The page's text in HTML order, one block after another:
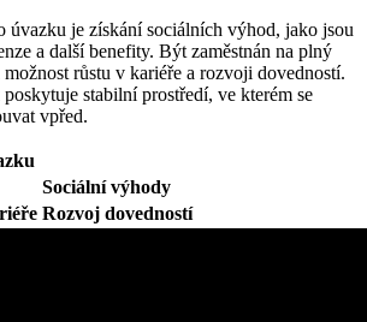
úvazku je získání sociálních výhod, jako jsou
a další benefity. Být zaměstnán na plný
možnost růstu v kariéře a rozvoji dovedností.
stabilní prostředí, ve kterém se
vpřed.
Sociální výhody
Rozvoj dovedností